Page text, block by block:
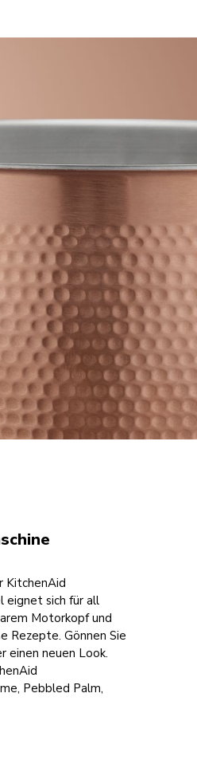
KitchenAid
eignet sich für all
Motorkopf und
Rezepte. Gönnen Sie
einen neuen Look.
Pebbled Palm,